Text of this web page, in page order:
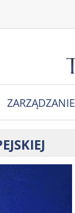
ZARZĄDZANIE